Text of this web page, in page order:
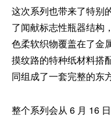
这次系列也带来了特别
了闻献标志性瓶器结构
色柔软织物覆盖在了金
摸纹路的特种纸材料搭
同组成了一套完整的东
整个系列会从 6 月 16